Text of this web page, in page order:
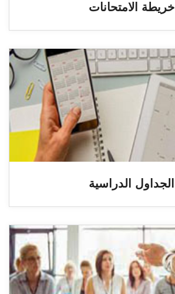
خريطة الامتحانات
الجداول الدراسية